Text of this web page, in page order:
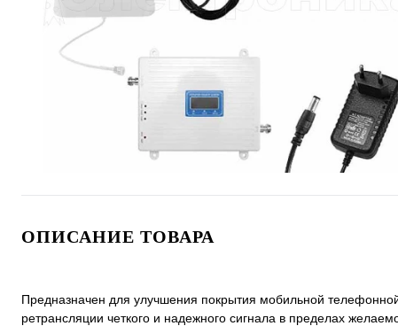
ОПИСАНИЕ ТОВАРА
Предназначен для улучшения покрытия мобильной
ретрансляции четкого и надежного сигнала в пределах